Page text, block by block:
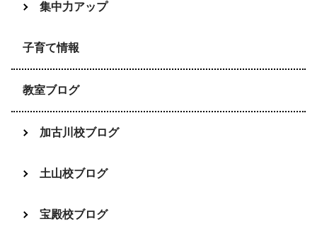
集中力アップ
子育て情報
教室ブログ
加古川校ブログ
土山校ブログ
宝殿校ブログ